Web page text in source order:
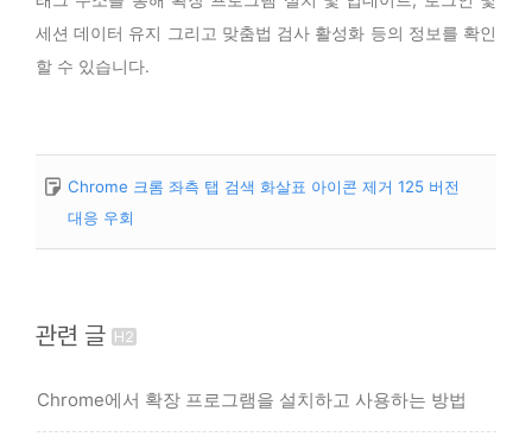
세션 데이터 유지 그리고 맞춤법 검사 활성화 등의 정보를 확인
할 수 있습니다.
Chrome 크롬 좌측 탭 검색 화살표 아이콘 제거 125 버전
대응 우회
관련 글
Chrome에서 확장 프로그램을 설치하고 사용하는 방법